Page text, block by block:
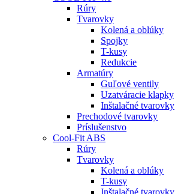
Rúry
Tvarovky
Kolená a oblúky
Spojky
T-kusy
Redukcie
Armatúry
Guľové ventily
Uzatváracie klapky
Inštalačné tvarovky
Prechodové tvarovky
Príslušenstvo
Cool-Fit ABS
Rúry
Tvarovky
Kolená a oblúky
T-kusy
Inštalačné tvarovky